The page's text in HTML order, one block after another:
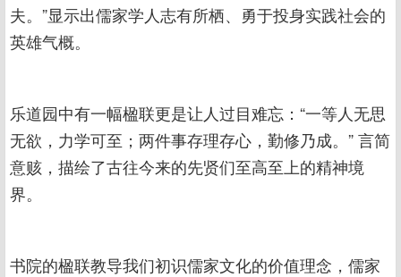
夫。”显示出儒家学人志有所栖、勇于投身实践社会的
英雄气概。
乐道园中有一幅楹联更是让人过目难忘：“一等人无思
无欲，力学可至；两件事存理存心，勤修乃成。” 言简
意赅，描绘了古往今来的先贤们至高至上的精神境
界。
书院的楹联教导我们初识儒家文化的价值理念，儒家